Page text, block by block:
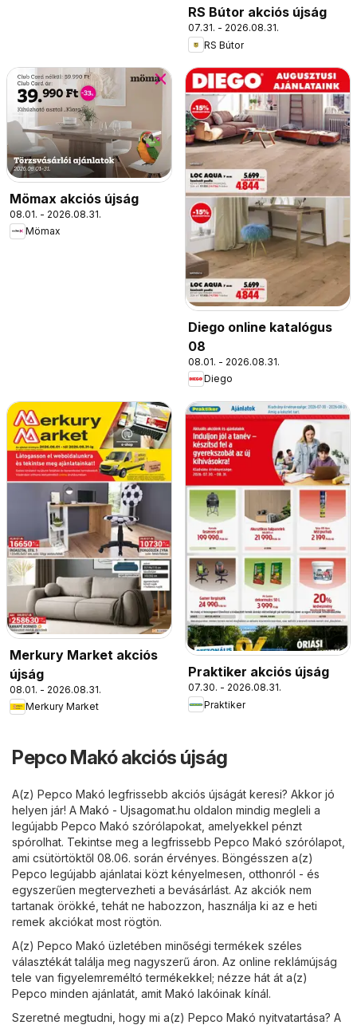
RS Bútor akciós újság
07.31. - 2026.08.31.
RS Bútor
Mömax akciós újság
08.01. - 2026.08.31.
Mömax
Diego online katalógus
08
08.01. - 2026.08.31.
Diego
Merkury Market akciós
újság
08.01. - 2026.08.31.
Merkury Market
Praktiker akciós újság
07.30. - 2026.08.31.
Praktiker
Pepco Makó akciós újság
A(z) Pepco Makó legfrissebb akciós újságát keresi? Akkor jó
helyen jár! A Makó - Ujsagomat.hu oldalon mindig megleli a
legújabb Pepco Makó szórólapokat, amelyekkel pénzt
spórolhat. Tekintse meg a legfrissebb Pepco Makó szórólapot,
ami csütörtöktől 08.06. során érvényes. Böngésszen a(z)
Pepco legújabb ajánlatai közt kényelmesen, otthonról - és
egyszerűen megtervezheti a bevásárlást. Az akciók nem
tartanak örökké, tehát ne habozzon, használja ki az e heti
remek akciókat most rögtön.
A(z) Pepco Makó üzletében minőségi termékek széles
választékát találja meg nagyszerű áron. Az online reklámújság
tele van figyelemreméltó termékekkel; nézze hát át a(z)
Pepco minden ajánlatát, amit Makó lakóinak kínál.
Szeretné megtudni, hogy mi a(z) Pepco Makó nyitvatartása? A